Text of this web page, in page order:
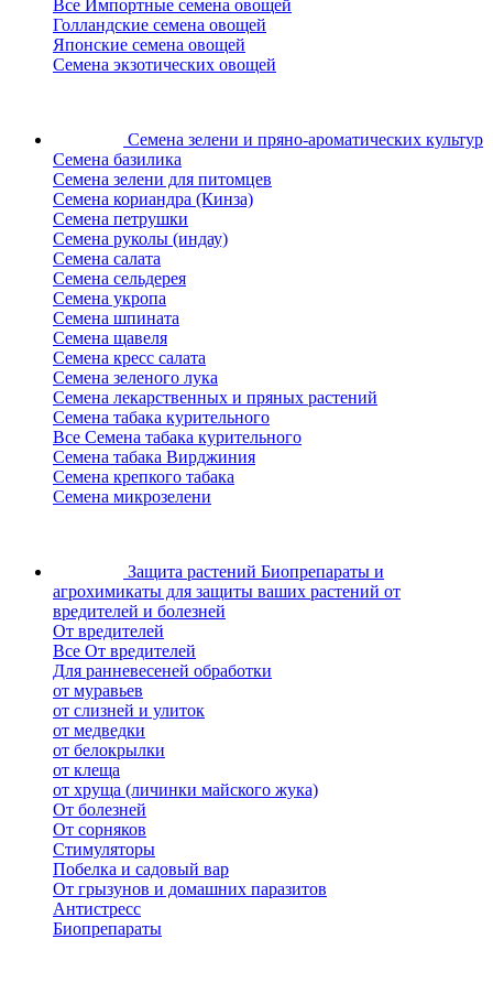
Все Импортные семена овощей
Голландские семена овощей
Японские семена овощей
Семена экзотических овощей
Семена зелени и пряно-ароматических культур
Семена базилика
Семена зелени для питомцев
Семена кориандра (Кинза)
Семена петрушки
Семена руколы (индау)
Семена салата
Семена сельдерея
Семена укропа
Семена шпината
Семена щавеля
Семена кресс салата
Семена зеленого лука
Семена лекарственных и пряных растений
Семена табака курительного
Все Семена табака курительного
Семена табака Вирджиния
Семена крепкого табака
Семена микрозелени
Защита растений Биопрепараты и
агрохимикаты для защиты ваших растений от
вредителей и болезней
От вредителей
Все От вредителей
Для ранневесеней обработки
от муравьев
от слизней и улиток
от медведки
от белокрылки
от клеща
от хруща (личинки майского жука)
От болезней
От сорняков
Стимуляторы
Побелка и садовый вар
От грызунов и домашних паразитов
Антистресс
Биопрепараты